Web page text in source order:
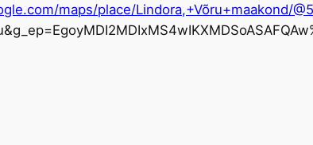
maps/place/Lindora,+Võru+maakond/